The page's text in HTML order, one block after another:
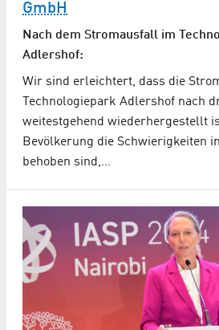
GmbH
Nach dem Stromausfall im
Adlershof:
Wir sind erleichtert, dass die
Technologiepark Adlershof nach
weitestgehend wiederhergestellt
Bevölkerung die Schwierigkeiten
behoben sind,…